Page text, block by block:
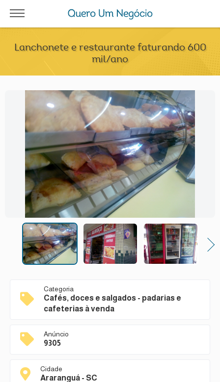
Lanchonete e restaurante faturando 600
mil/ano
Next
Categoria
Cafés, doces e salgados - padarias e
cafeterias à venda
Anúncio
9305
Cidade
Araranguá - SC